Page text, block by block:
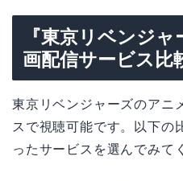
『東京リベンジ
画配信サービス比
東京リベンジャーズのアニ
スで視聴可能です。以下の
ったサービスを選んでみて